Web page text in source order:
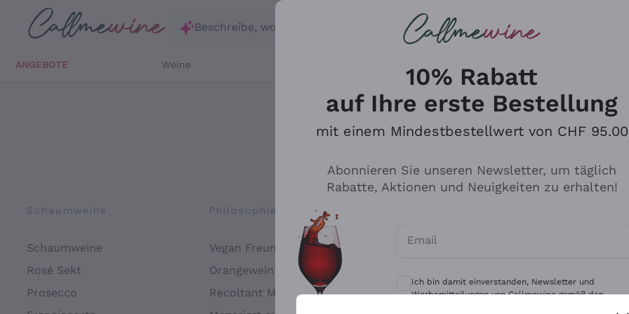
Zum Hauptinhalt springen
Beschreibe, wonach du suchst
ANGEBOTE Weine
Schaumweine
Schaumweine
Rosé Sekt
Prosecco
Philosophien
Vegan Freundlich
Orangewein
Recoltant Manipulant
Antinori
Ca' del Bosco
Gavi
10% Rabatt
auf Ihre erste Bestellung
mit einem Mindestbestellwert von CHF 95.00
Abonnieren Sie unseren Newsletter, um täglich
Rabatte, Aktionen und Neuigkeiten zu erhalten!
Email
Optionale Einwilligungen zum Erhalt von
Ich bin damit einverstanden, Newsletter und
Werbemitteilungen von Callmewine gemäß den -